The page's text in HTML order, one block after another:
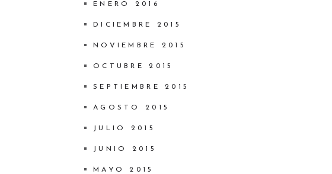
ENERO 2016
DICIEMBRE 2015
NOVIEMBRE 2015
OCTUBRE 2015
SEPTIEMBRE 2015
AGOSTO 2015
JULIO 2015
JUNIO 2015
MAYO 2015